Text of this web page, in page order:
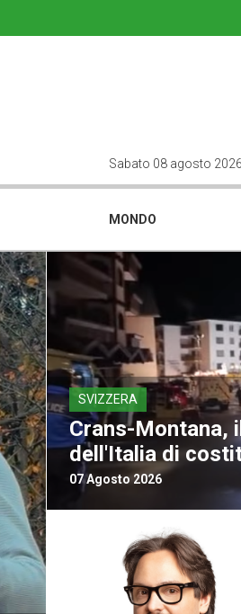
Sabato 08 agosto 2026
MONDO
SVIZZERA
Crans-Montana,
dell'Italia di
07 Agosto 2026